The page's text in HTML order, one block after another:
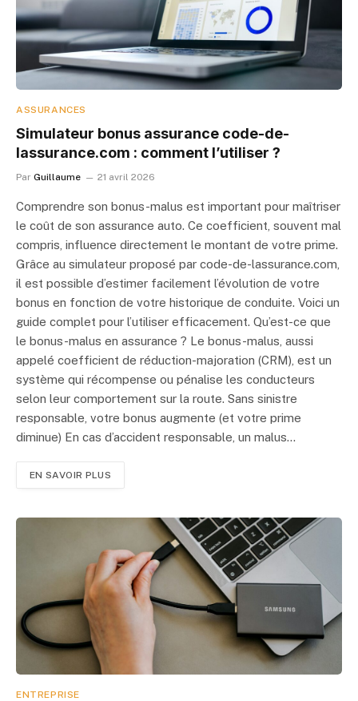
ASSURANCES
Simulateur bonus assurance code-de-
lassurance.com​ : comment l’utiliser ?
Par Guillaume 21 avril 2026
Comprendre son bonus-malus est important pour maîtriser
le coût de son assurance auto. Ce coefficient, souvent mal
compris, influence directement le montant de votre prime.
Grâce au simulateur proposé par code-de-lassurance.com,
il est possible d’estimer facilement l’évolution de votre
bonus en fonction de votre historique de conduite. Voici un
guide complet pour l’utiliser efficacement. Qu’est-ce que
le bonus-malus en assurance ? Le bonus-malus, aussi
appelé coefficient de réduction-majoration (CRM), est un
système qui récompense ou pénalise les conducteurs
selon leur comportement sur la route. Sans sinistre
responsable, votre bonus augmente (et votre prime
diminue) En cas d’accident responsable, un malus…
EN SAVOIR PLUS
ENTREPRISE